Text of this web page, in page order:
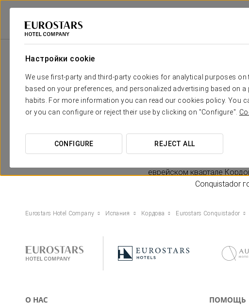
Настройки cookie
We use first-party and third-party cookies for analytical purposes on
based on your preferences, and personalized advertising based on
habits. For more information you can read our cookies policy. You
or you can configure or reject their use by clicking on "Configure".
CONFIGURE REJECT ALL
Eurostars Hotel Company
Кордова —
архитектурных
образцов мусульманской
мечеть, но и ощущается
историю и архитектуру,
элегантном салоне
павильонов для
еврейском квартале
Conquistador
Eurostars Hotel Company Испания Кордова Eurostars Conquistador
О НАС
ПОМОЩЬ